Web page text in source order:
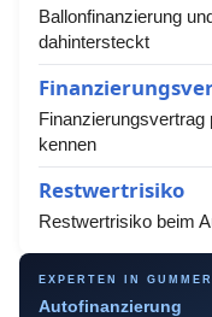
Ballonfinanzierung
dahintersteckt
Finanzierungsvertrag
kennen
Restwertrisiko
Restwertrisiko beim
EXPERTEN IN
Autofinanzierung